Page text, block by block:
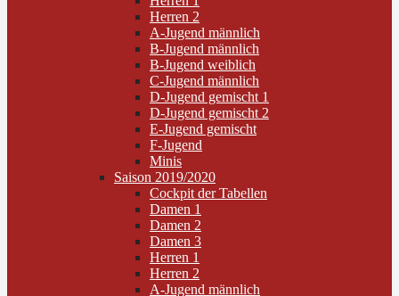
Herren 2
A-Jugend männlich
B-Jugend männlich
B-Jugend weiblich
C-Jugend männlich
D-Jugend gemischt 1
D-Jugend gemischt 2
E-Jugend gemischt
F-Jugend
Minis
Saison 2019/2020
Cockpit der Tabellen
Damen 1
Damen 2
Damen 3
Herren 1
Herren 2
A-Jugend männlich